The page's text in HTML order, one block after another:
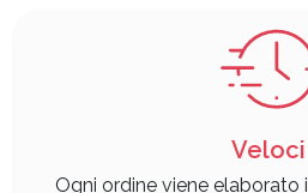
Veloci
Ogni ordine viene elaborato